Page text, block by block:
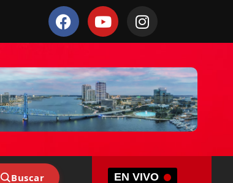
Buscar EN VIVO